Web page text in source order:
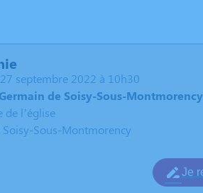
27 septembre 2022 à 10h30
de Soisy-Sous-Montmorency
de l’église
Sous-Montmorency
Je